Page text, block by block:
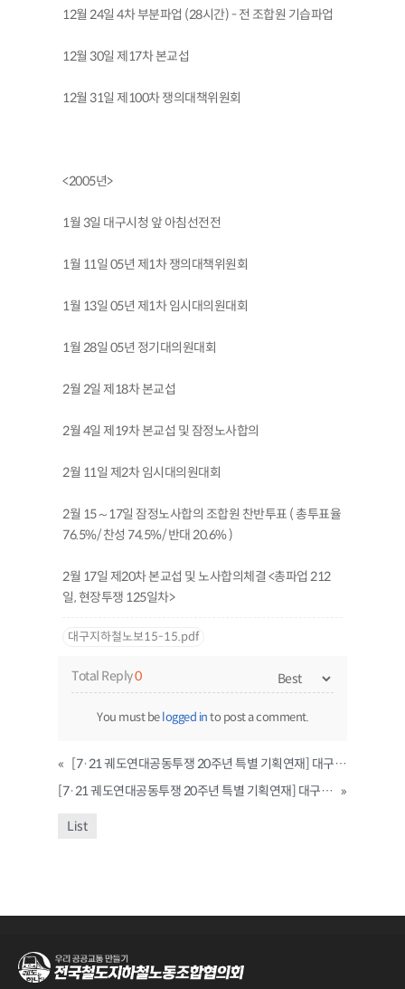
12월 24일 4차 부분파업 (28시간) - 전 조합원 기습파업
12월 30일 제17차 본교섭
12월 31일 제100차 쟁의대책위원회
<2005년>
1월 3일 대구시청 앞 아침선전전
1월 11일 05년 제1차 쟁의대책위원회
1월 13일 05년 제1차 임시대의원대회
1월 28일 05년 정기대의원대회
2월 2일 제18차 본교섭
2월 4일 제19차 본교섭 및 잠정노사합의
2월 11일 제2차 임시대의원대회
2월 15～17일 잠정노사합의 조합원 찬반투표 ( 총투표율
76.5%/ 찬성 74.5%/ 반대 20.6% )
2월 17일 제20차 본교섭 및 노사합의체결 <총파업 212
일, 현장투쟁 125일차>
대구지하철노보15-15.pdf
Total Reply0
You must belogged into post a comment.
«
[7·21 궤도연대공동투쟁 20주년 특별 기획연재] 대구지하철노동조합 7·21 총파업투쟁과 궤도연대의 공동투쟁 ① 2003년 대구지하철화재참사와 대구·부산·인천 공동파업
[7·21 궤도연대공동투쟁 20주년 특별 기획연재] 대구지하철노동조합 7·21 총파업투쟁과 궤도연대의 공동투쟁 ③ 88일 총파업투쟁은 업종과 지역을 넘어선 투쟁 »
List